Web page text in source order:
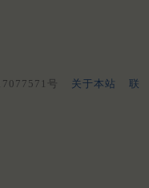
号 关于本站
联